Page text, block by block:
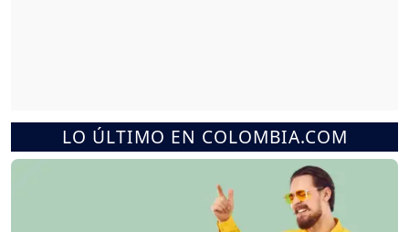
LO ÚLTIMO EN COLOMBIA.COM